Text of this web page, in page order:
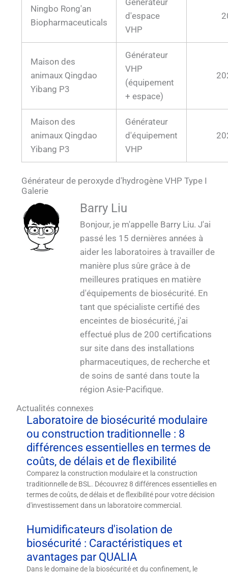
Ningbo Rong'an
Biopharmaceuticals
Générateur
d'espace
VHP
Maison des
animaux Qingdao
Yibang P3
Générateur
VHP
(équipement
+ espace)
Maison des
animaux Qingdao
Yibang P3
Générateur
d'équipement
VHP
Générateur de peroxyde d'hydrogène VHP Type I
Galerie
Générateur VHP de QUALIA - Type I 4
QUALIA VHP Générateur I 4_1
Générateur VHP de QUALIA - Type I 3
Générateur VHP de QUALIA - Type I 1
provocation bactérienne 2_1
provocation bactérienne 1_1
QUALIA VHP Générateur I 1_1
Strilization _1
Barry Liu
Bonjour, je m'appelle Barry Liu. J'ai
passé les 15 dernières années à
aider les laboratoires à travailler de
manière plus sûre grâce à de
meilleures pratiques en matière
d'équipements de biosécurité. En
tant que spécialiste certifié des
enceintes de biosécurité, j'ai
effectué plus de 200 certifications
sur site dans des installations
pharmaceutiques, de recherche et
de soins de santé dans toute la
région Asie-Pacifique.
Actualités connexes
Laboratoire de biosécurité modulaire
ou construction traditionnelle : 8
différences essentielles en termes de
coûts, de délais et de flexibilité
Comparez la construction modulaire et la construction
traditionnelle de BSL. Découvrez 8 différences essentielles en
termes de coûts, de délais et de flexibilité pour votre décision
d'investissement dans un laboratoire commercial.
Humidificateurs d'isolation de
biosécurité : Caractéristiques et
avantages par QUALIA
Dans le domaine de la biosécurité et du confinement, le